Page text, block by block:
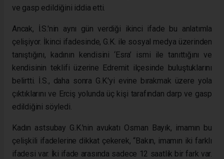
ve gasp edildiğini iddia etti.
Ancak, İ.S.'nin aynı gün verdiği ikinci ifade bu anlatımla
çelişiyor. İkinci ifadesinde, G.K. ile sosyal medya üzerinden
tanıştığını, kadının kendisini ‘Esra’ ismi ile tanıttığını ve
kendisinin teklifi üzerine Edremit ilçesinde buluştuklarını
belirtti. İ.S., daha sonra G.K.'yi evine bırakmak üzere yola
çıktıklarını ve Erciş yolunda üç kişi tarafından darp ve gasp
edildiğini söyledi.
Kadın astsubay G.K.'nin avukatı Osman Bayık, imamın bu
çelişkili ifadelerine dikkat çekerek, “Bakın, imamın iki farklı
ifadesi var. İki ifade arasında sadece 12 saatlik bir fark var.